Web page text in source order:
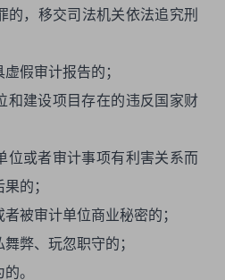
的，移交司法机关依法追究刑
假审计报告的；
和建设项目存在的违反国家财
位或者审计事项有利害关系而
的；
者被审计单位商业秘密的；
弊、玩忽职守的；
。